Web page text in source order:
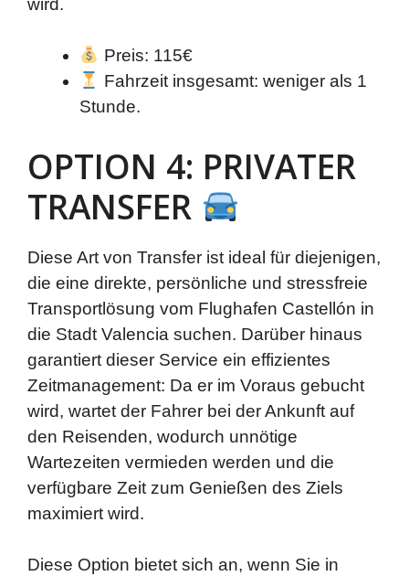
Preis: 115€
Fahrzeit insgesamt: weniger als 1
Stunde.
OPTION 4: PRIVATER
TRANSFER
Diese Art von Transfer ist ideal für diejenigen,
die eine direkte, persönliche und stressfreie
Transportlösung vom Flughafen Castellón in
die Stadt Valencia suchen. Darüber hinaus
garantiert dieser Service ein effizientes
Zeitmanagement: Da er im Voraus gebucht
wird, wartet der Fahrer bei der Ankunft auf
den Reisenden, wodurch unnötige
Wartezeiten vermieden werden und die
verfügbare Zeit zum Genießen des Ziels
maximiert wird.
Diese Option bietet sich an, wenn Sie in